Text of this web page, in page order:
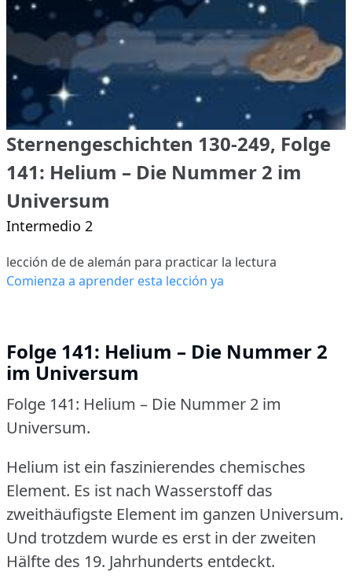
Sternengeschichten 130-249, Folge
141: Helium – Die Nummer 2 im
Universum
Intermedio 2
lección de de alemán para practicar la lectura
Comienza a aprender esta lección ya
Folge 141: Helium – Die Nummer 2
im Universum
Folge 141: Helium – Die Nummer 2 im
Universum.
Helium ist ein faszinierendes chemisches
Element. Es ist nach Wasserstoff das
zweithäufigste Element im ganzen Universum.
Und trotzdem wurde es erst in der zweiten
Hälfte des 19. Jahrhunderts entdeckt.